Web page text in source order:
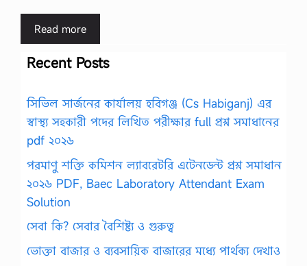
Read more
Recent Posts
সিভিল সার্জনের কার্যালয় হবিগঞ্জ (Cs Habiganj) এর
স্বাস্থ্য সহকারী পদের লিখিত পরীক্ষার full প্রশ্ন সমাধানের
pdf ২০২৬
পরমাণু শক্তি কমিশন ল্যাবরেটরি এটেনডেন্ট প্রশ্ন সমাধান
২০২৬ PDF, Baec Laboratory Attendant Exam
Solution
সেবা কি? সেবার বৈশিষ্ট্য ও গুরুত্ব
ভোক্তা বাজার ও ব্যবসায়িক বাজারের মধ্যে পার্থক্য দেখাও